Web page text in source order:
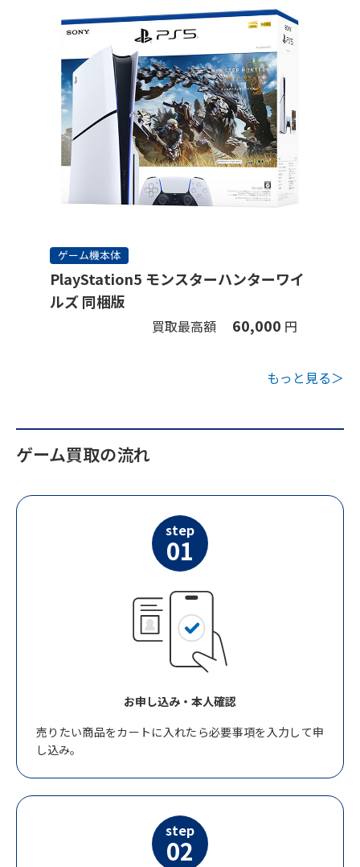
ゲーム機本体
PlayStation5 モンスターハンターワイ
ルズ 同梱版
買取最高額 60,000 円
もっと見る＞
ゲーム買取の流れ
step
01
お申し込み・本人確認
売りたい商品をカートに入れたら必要事項を入力して申
し込み。
step
02